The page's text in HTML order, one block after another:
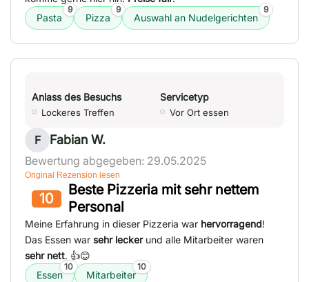
Pasta
9
Pizza
9
Auswahl an Nudelgerichten
9
Anlass des Besuchs
Lockeres Treffen
Servicetyp
Vor Ort essen
F Fabian W.
Bewertung abgegeben: 29.05.2025
Original Rezension lesen
10
Beste Pizzeria mit sehr nettem
Personal
Meine Erfahrung in dieser Pizzeria war hervorragend!
Das Essen war sehr leckerund alle Mitarbeiter waren
sehr nett. 👍😊
Essen
10
Mitarbeiter
10